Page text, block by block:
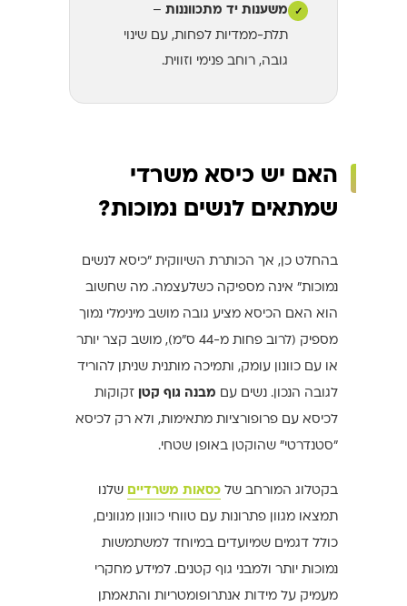
✓ משענות יד מתכווננות –
תלת-ממדיות לפחות, עם שינוי
גובה, רוחב פנימי וזווית.
האם יש כיסא משרדי
שמתאים לנשים נמוכות?
בהחלט כן, אך הכותרת השיווקית "כיסא לנשים
נמוכות" אינה מספיקה כשלעצמה. מה שחשוב
הוא האם הכיסא מציע גובה מושב מינימלי נמוך
מספיק (לרוב פחות מ-44 ס"מ), מושב קצר יותר
או עם כוונון עומק, ותמיכה מותנית שניתן להוריד
לגובה הנכון. נשים עם מבנה גוף קטן זקוקות
לכיסא עם פרופורציות מתאימות, ולא רק לכיסא
"סטנדרטי" שהוקטן באופן שטחי.
בקטלוג המורחב של כסאות משרדיים שלנו
תמצאו מגוון פתרונות עם טווחי כוונון מגוונים,
כולל דגמים שמיועדים במיוחד למשתמשות
נמוכות יותר ולמבני גוף קטנים. למידע מחקרי
מעמיק על מידות אנתרופומטריות והתאמתן